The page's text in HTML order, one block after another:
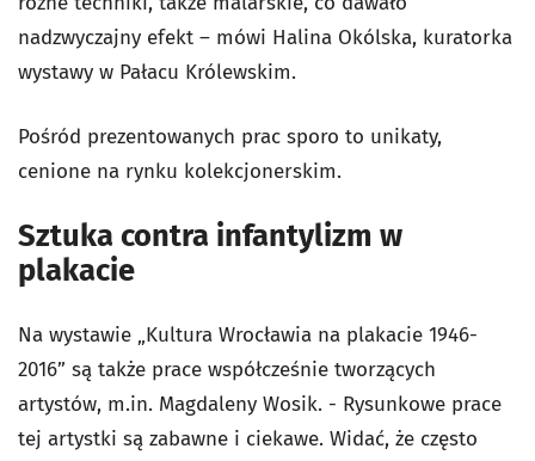
nadzwyczajny efekt – mówi Halina Okólska, kuratorka
wystawy w Pałacu Królewskim.
Pośród prezentowanych prac sporo to unikaty,
cenione na rynku kolekcjonerskim.
Sztuka contra infantylizm w
plakacie
Na wystawie „Kultura Wrocławia na plakacie 1946-
2016” są także prace współcześnie tworzących
artystów, m.in. Magdaleny Wosik. - Rysunkowe prace
tej artystki są zabawne i ciekawe. Widać, że często